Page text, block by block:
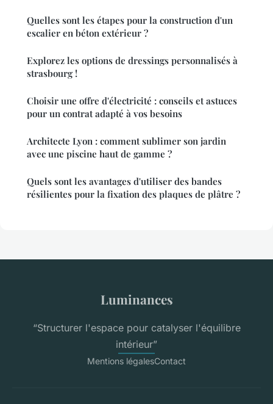
Quelles sont les étapes pour la construction d'un
escalier en béton extérieur ?
Explorez les options de dressings personnalisés à
strasbourg !
Choisir une offre d'électricité : conseils et astuces
pour un contrat adapté à vos besoins
Architecte Lyon : comment sublimer son jardin
avec une piscine haut de gamme ?
Quels sont les avantages d'utiliser des bandes
résilientes pour la fixation des plaques de plâtre ?
Luminances
“Structurer l'espace pour catalyser l'équilibre
intérieur”
Mentions légalesContact